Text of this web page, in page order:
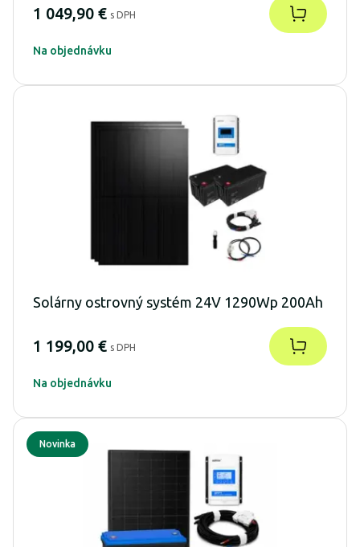
1 049,90 € s DPH
Na objednávku
Solárny ostrovný systém 24V 1290Wp 200Ah
1 199,00 € s DPH
Na objednávku
Novinka